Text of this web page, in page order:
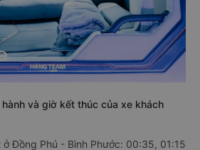
và giờ kết thúc của xe khách
ở Đồng Phú - Bình Phước: 00:35, 01:15